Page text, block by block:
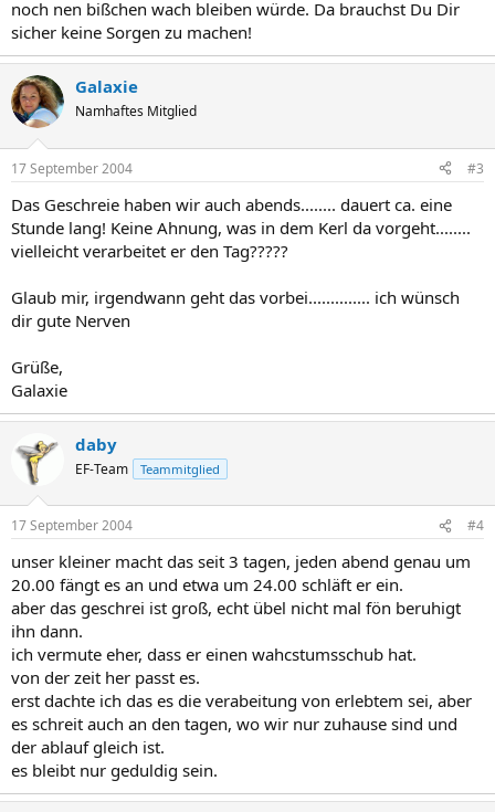
noch nen bißchen wach bleiben würde. Da brauchst Du Dir
sicher keine Sorgen zu machen!
Galaxie
Namhaftes Mitglied
17 September 2004 #3
Das Geschreie haben wir auch abends........ dauert ca. eine
Stunde lang! Keine Ahnung, was in dem Kerl da vorgeht........
vielleicht verarbeitet er den Tag?????
Glaub mir, irgendwann geht das vorbei.............. ich wünsch
dir gute Nerven
Grüße,
Galaxie
daby
EF-Team Teammitglied
17 September 2004 #4
unser kleiner macht das seit 3 tagen, jeden abend genau um
20.00 fängt es an und etwa um 24.00 schläft er ein.
aber das geschrei ist groß, echt übel nicht mal fön beruhigt
ihn dann.
ich vermute eher, dass er einen wahcstumsschub hat.
von der zeit her passt es.
erst dachte ich das es die verabeitung von erlebtem sei, aber
es schreit auch an den tagen, wo wir nur zuhause sind und
der ablauf gleich ist.
es bleibt nur geduldig sein.